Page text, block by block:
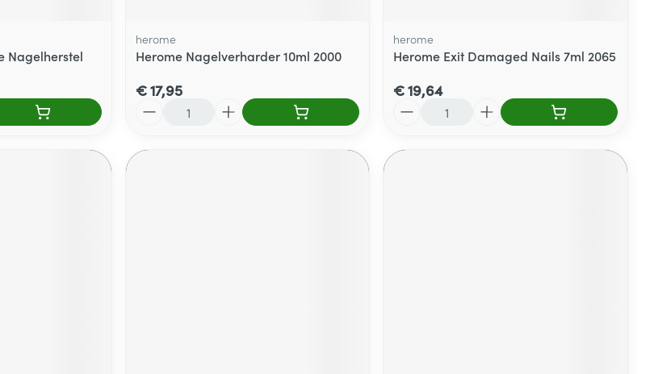
Nagelherstel
herome
Herome Nagelverharder 10ml 2000
€ 17,95
herome
Herome Exit Damaged Nails 7ml 2065
€ 19,64